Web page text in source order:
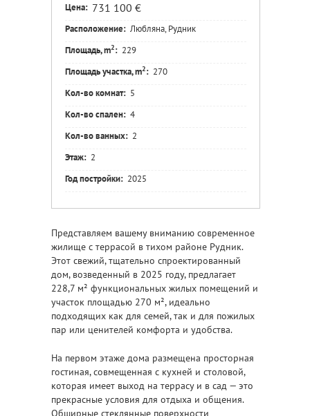
Цена: 731 100 €
Расположение: Любляна, Рудник
Площадь, m2: 229
Площадь участка, m2: 270
Кол-во комнат: 5
Кол-во спален: 4
Кол-во ванных: 2
Этаж: 2
Год постройки: 2025
Представляем вашему вниманию современное
жилище с террасой в тихом районе Рудник.
Этот свежий, тщательно спроектированный
дом, возведенный в 2025 году, предлагает
228,7 м² функциональных жилых помещений и
участок площадью 270 м², идеально
подходящих как для семей, так и для пожилых
пар или ценителей комфорта и удобства.
На первом этаже дома размещена просторная
гостиная, совмещенная с кухней и столовой,
которая имеет выход на террасу и в сад — это
прекрасные условия для отдыха и общения.
Обширные стеклянные поверхности